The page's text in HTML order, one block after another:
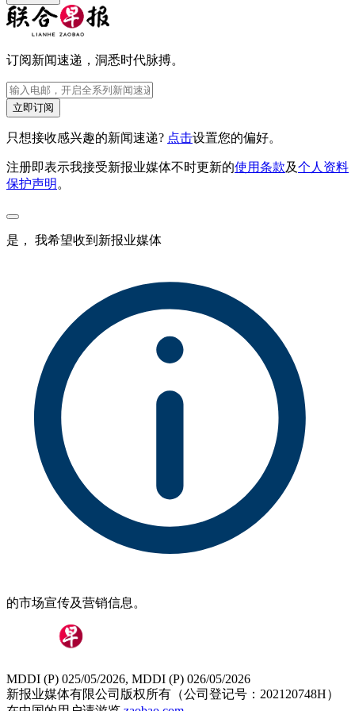
订阅新闻速递，洞悉时代脉搏。
立即订阅
只想接收感兴趣的新闻速递? 点击设置您的偏好。
注册即表示我接受新报业媒体不时更新的使用条款及个人资料
保护声明 。
是， 我希望收到新报业媒体
的市场宣传及营销信息。
MDDI (P) 025/05/2026, MDDI (P) 026/05/2026
新报业媒体有限公司版权所有（公司登记号：202120748H）